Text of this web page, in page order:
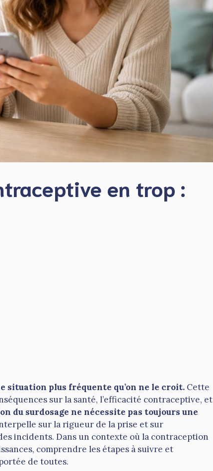
en trop :
plus fréquente qu’on ne le croit. Cette
sur la santé, l’efficacité contraceptive, et
du surdosage ne nécessite pas toujours une
sur la rigueur de la prise et sur
incidents. Dans un contexte où la contraception
comprendre les étapes à suivre et
de toutes.